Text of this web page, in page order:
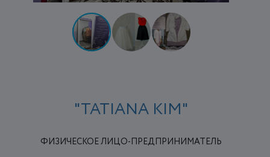
"TATIANA KIM"
ФИЗИЧЕСКОЕ ЛИЦО-ПРЕДПРИНИМАТЕЛЬ